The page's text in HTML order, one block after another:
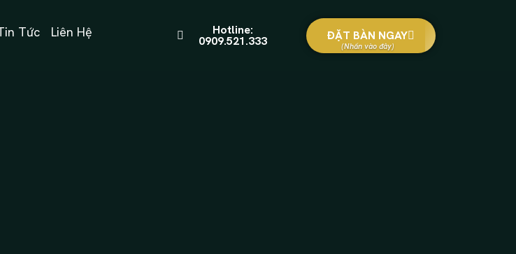
Tức Liên Hệ Hotline:
0909.521.333 ĐẶT BÀN NGAY